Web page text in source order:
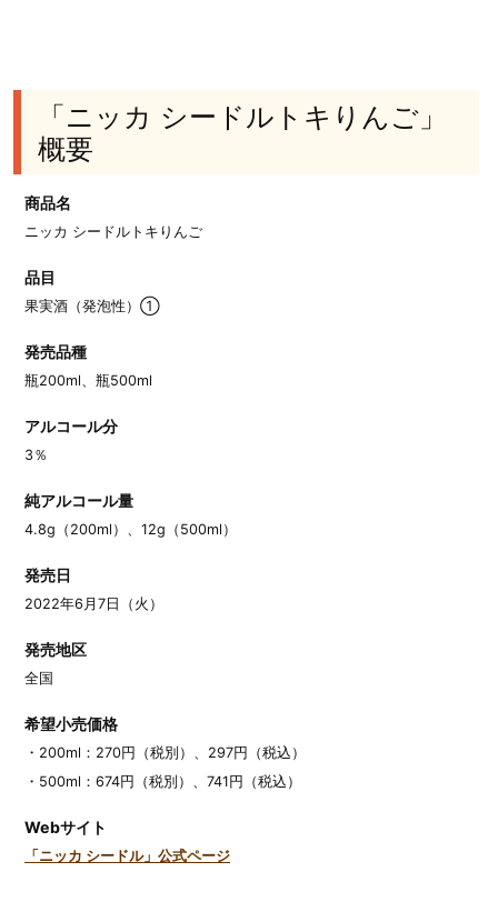
「ニッカ シードルトキりんご」
概要
商品名
ニッカ シードルトキりんご
品目
果実酒（発泡性）①
発売品種
瓶200ml、瓶500ml
アルコール分
3％
純アルコール量
4.8g（200ml）、12g（500ml）
発売日
2022年6月7日（火）
発売地区
全国
希望小売価格
・200ml：270円（税別）、297円（税込）
・500ml：674円（税別）、741円（税込）
Webサイト
「ニッカ シードル」公式ページ